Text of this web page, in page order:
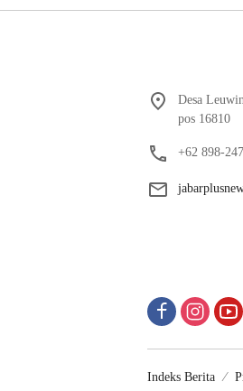
Desa
pos 16810
+62 898-
Indeks Berita